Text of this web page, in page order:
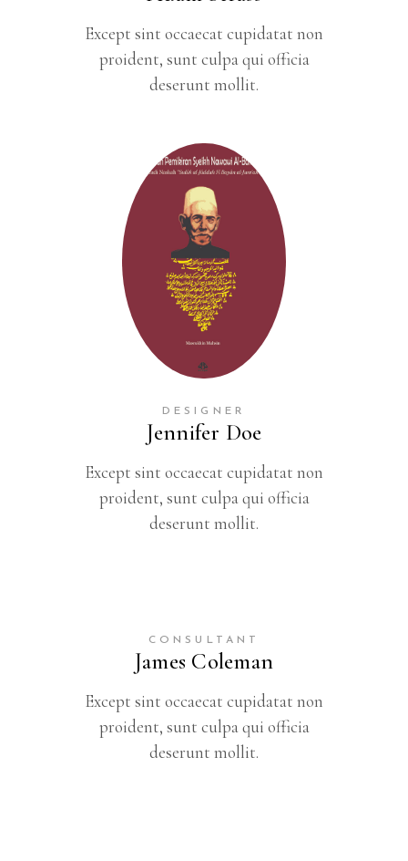
Except sint occaecat cupidatat non
proident, sunt culpa qui officia
deserunt mollit.
DESIGNER
Jennifer Doe
Except sint occaecat cupidatat non
proident, sunt culpa qui officia
deserunt mollit.
CONSULTANT
James Coleman
Except sint occaecat cupidatat non
proident, sunt culpa qui officia
deserunt mollit.